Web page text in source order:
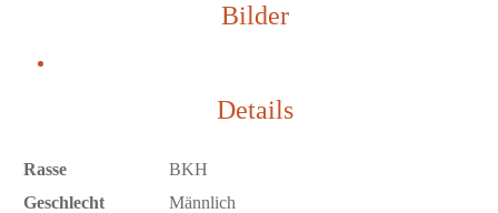
Bilder
Details
Rasse
BKH
Geschlecht
Männlich